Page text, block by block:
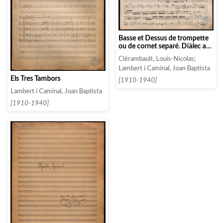
Els Tres Tambors
Lambert i Caminal, Joan Baptista
[1910-1940]
Basse et Dessus de trompette
ou de cornet separé. Diàlec a
Clérambault, Louis-Nicolas;
Lambert i Caminal, Joan Baptista
[1910-1940]